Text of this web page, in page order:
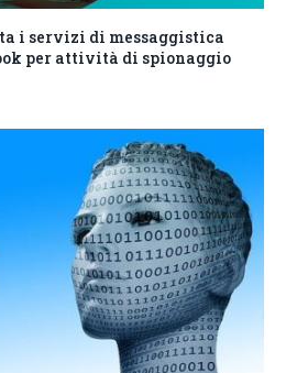
i servizi di messaggistica
per attività di spionaggio